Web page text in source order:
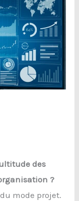
des
?
mode projet.